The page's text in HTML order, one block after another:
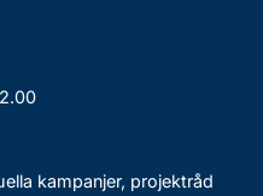
kampanjer, projektråd